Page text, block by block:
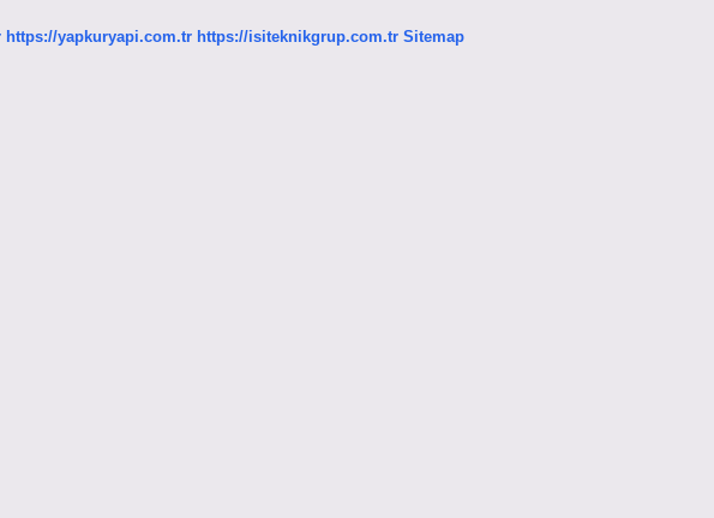
https://yapkuryapi.com.tr https://isiteknikgrup.com.tr Sitemap